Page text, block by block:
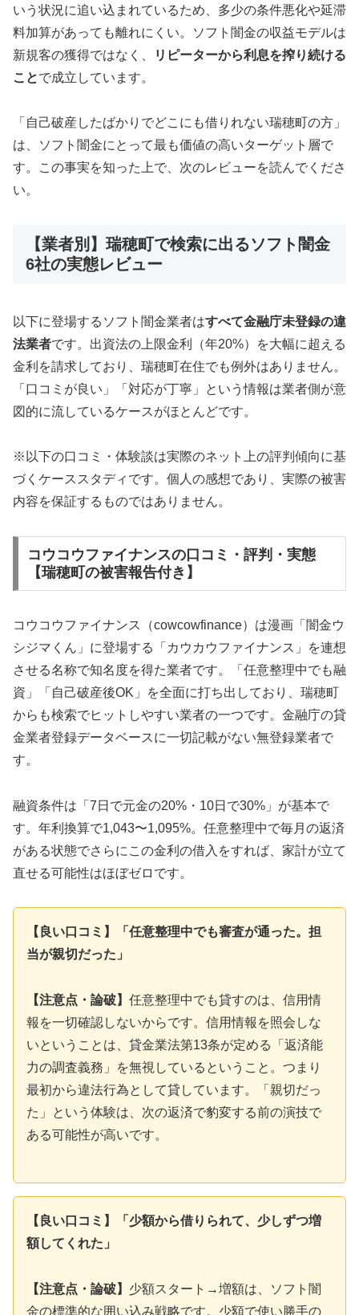
いう状況に追い込まれているため、多少の条件悪化や延滞
料加算があっても離れにくい。ソフト闇金の収益モデルは
新規客の獲得ではなく、
リピーターから利息を搾り続ける
ことで成立しています。
「自己破産したばかりでどこにも借りれない瑞穂町の方」
は、ソフト闇金にとって最も価値の高いターゲット層で
す。この事実を知った上で、次のレビューを読んでくださ
い。
【業者別】瑞穂町で検索に出るソフト闇金
6社の実態レビュー
以下に登場するソフト闇金業者はすべて金融庁未登録の違
法業者です。出資法の上限金利（年20%）を大幅に超える
金利を請求しており、瑞穂町在住でも例外はありません。
「口コミが良い」「対応が丁寧」という情報は業者側が意
図的に流しているケースがほとんどです。
※以下の口コミ・体験談は実際のネット上の評判傾向に基
づくケーススタディです。個人の感想であり、実際の被害
内容を保証するものではありません。
コウコウファイナンスの口コミ・評判・実態
【瑞穂町の被害報告付き】
コウコウファイナンス（cowcowfinance）は漫画「闇金ウ
シジマくん」に登場する「カウカウファイナンス」を連想
させる名称で知名度を得た業者です。「任意整理中でも融
資」「自己破産後OK」を全面に打ち出しており、瑞穂町
からも検索でヒットしやすい業者の一つです。金融庁の貸
金業者登録データベースに一切記載がない無登録業者で
す。
融資条件は「7日で元金の20%・10日で30%」が基本で
す。年利換算で1,043〜1,095%。任意整理中で毎月の返済
がある状態でさらにこの金利の借入をすれば、家計が立て
直せる可能性はほぼゼロです。
【良い口コミ】「任意整理中でも審査が通った。担
当が親切だった」
【注意点・論破】 任意整理中でも貸すのは、信用情
報を一切確認しないからです。信用情報を照会しな
いということは、貸金業法第13条が定める「返済能
力の調査義務」を無視しているということ。つまり
最初から違法行為として貸しています。「親切だっ
た」という体験は、次の返済で豹変する前の演技で
ある可能性が高いです。
【良い口コミ】「少額から借りられて、少しずつ増
額してくれた」
【注意点・論破】 少額スタート→増額は、ソフト闇
金の標準的な囲い込み戦略です。少額で使い勝手の